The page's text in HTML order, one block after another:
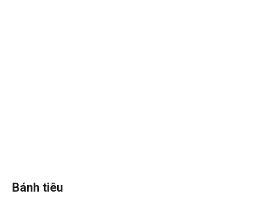
Bánh gạo Mochi là món bánh truyền thống ở Đài